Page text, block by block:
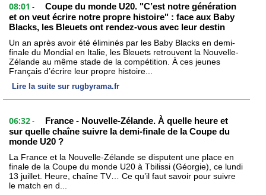
08:01 -
Coupe du monde U20. "C’est notre génération
et on veut écrire notre propre histoire" : face aux Baby
Blacks, les Bleuets ont rendez-vous avec leur destin
Un an après avoir été éliminés par les Baby Blacks en demi-
finale du Mondial en Italie, les Bleuets retrouvent la Nouvelle-
Zélande au même stade de la compétition. À ces jeunes
Français d’écrire leur propre histoire...
Lire la suite sur rugbyrama.fr
06:32 -
France - Nouvelle-Zélande. À quelle heure et
sur quelle chaîne suivre la demi-finale de la Coupe du
monde U20 ?
La France et la Nouvelle-Zélande se disputent une place en
finale de la Coupe du monde U20 à Tbilissi (Géorgie), ce lundi
13 juillet. Heure, chaîne TV… Ce qu’il faut savoir pour suivre
le match en d...